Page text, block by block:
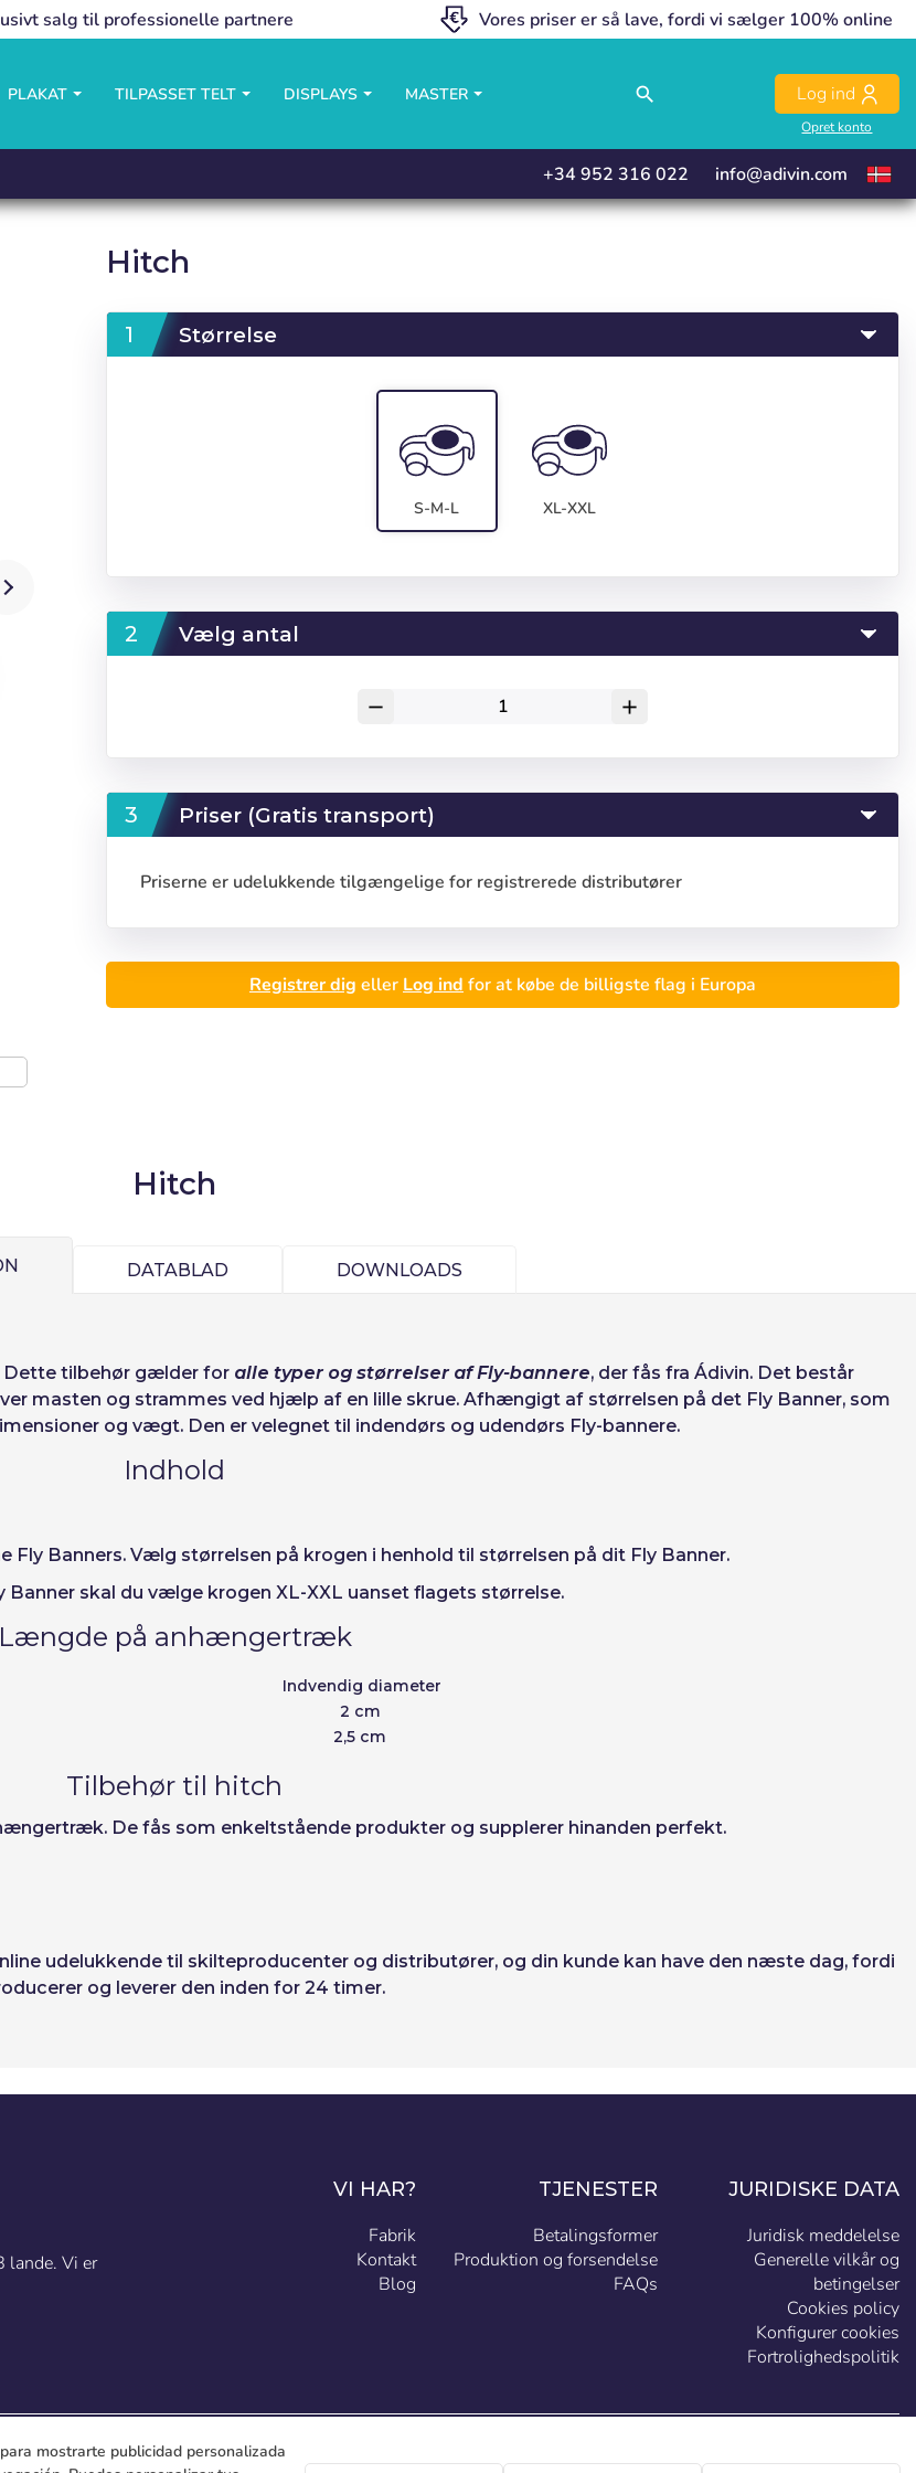
salg til professionelle partnere Vores priser er så lave, fordi vi sælger 100% online
PLAKAT TILPASSET TELT DISPLAYS MASTER search Log ind
Opret konto
close
Adgang
+34 952 316 022 info@adivin.com
Vælg dit sprog
close
English Português Français
Deutsch
Hitch
Størrelse
S-M-L XL-XXL
Vælg antal
remove add
Priser (Gratis transport)
Priserne er udelukkende tilgængelige for registrerede distributører
Registrer dig eller Log ind for at købe de billigste flag i Europa
Hitch
DATABLAD DOWNLOADS
Dette tilbehør gælder for alle typer og størrelser af Fly-bannere, der fås fra Ádivin. Det består
masten og strammes ved hjælp af en lille skrue. Afhængigt af størrelsen på det Fly Banner, som
og vægt. Den er velegnet til indendørs og udendørs Fly-bannere.
Indhold
Banners. Vælg størrelsen på krogen i henhold til størrelsen på dit Fly Banner.
skal du vælge krogen XL-XXL uanset flagets størrelse.
Længde på anhængertræk
Indvendig diameter
2 cm
2,5 cm
Tilbehør til hitch
De fås som enkeltstående produkter og supplerer hinanden perfekt.
udelukkende til skilteproducenter og distributører, og din kunde kan have den næste dag, fordi
og leverer den inden for 24 timer.
close
lande. Vi er
VI HAR?
Fabrik
Kontakt
Blog
TJENESTER
Betalingsformer
Produktion og forsendelse
FAQs
JURIDISKE DATA
Juridisk meddelelse
Generelle vilkår og
betingelser
Cookies policy
Konfigurer cookies
Fortrolighedspolitik
DK
mostrarte publicidad personalizada